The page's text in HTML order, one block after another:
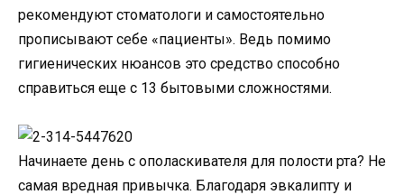
рекомендуют стоматологи и самостоятельно
прописывают себе «пациенты». Ведь помимо
гигиенических нюансов это средство способно
справиться еще с 13 бытовыми сложностями.
Начинаете день с ополаскивателя для полости рта? Не
самая вредная привычка. Благодаря эвкалипту и